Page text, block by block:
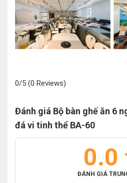
0/5 (0 Reviews)
Đánh giá Bộ bàn ghế ăn 6
đá vi tinh thể BA-60
0.0
ĐÁNH GIÁ